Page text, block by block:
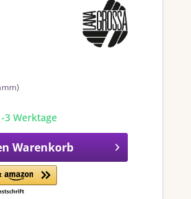
3 Werktage
Warenkorb